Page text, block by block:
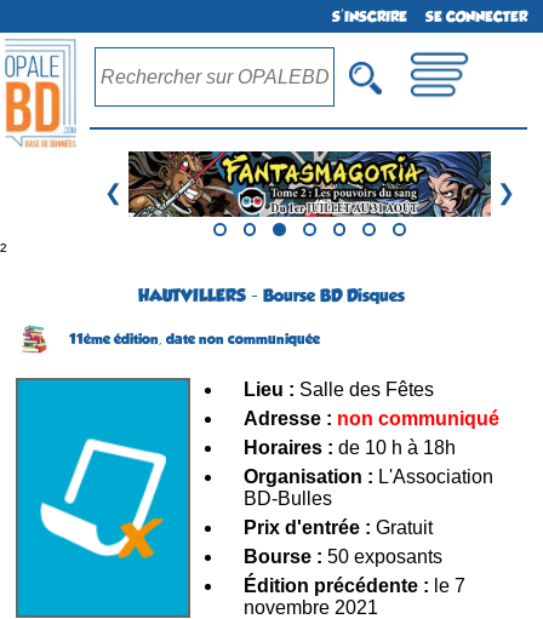
S'INSCRIRE SE CONNECTER
❮ ❯
²
HAUTVILLERS - Bourse BD Disques
11ème édition, date non communiquée
Lieu : Salle des Fêtes
Adresse : non communiqué
Horaires : de 10 h à 18h
Organisation : L'Association
BD-Bulles
Prix d'entrée : Gratuit
Bourse : 50 exposants
Édition précédente : le 7
novembre 2021